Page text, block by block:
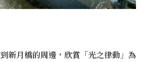
新月橋的周邊，欣賞「光之律動」為